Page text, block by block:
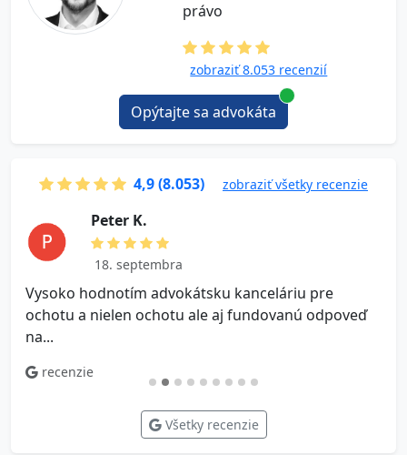
právo
zobraziť 8.053 recenzií
Opýtajte sa advokáta
4,9 (8.053) zobraziť všetky recenzie
P e t e r K.
18. septembra
Vysoko hodnotím advokátsku kanceláriu pre
ochotu a nielen ochotu ale aj fundovanú odpoveď
na...
recenzie
Všetky recenzie